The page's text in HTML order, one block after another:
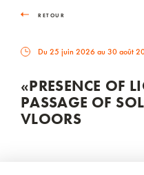
RETOUR
Du 25 juin 2026 au 30 août
«PRESENCE OF
PASSAGE OF
VLOORS